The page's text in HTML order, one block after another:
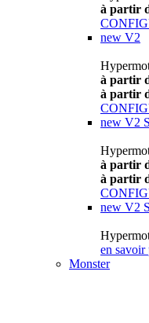
à partir
new V2
à partir
à partir
new V2
à partir
à partir
new V2
en savoir
Monster